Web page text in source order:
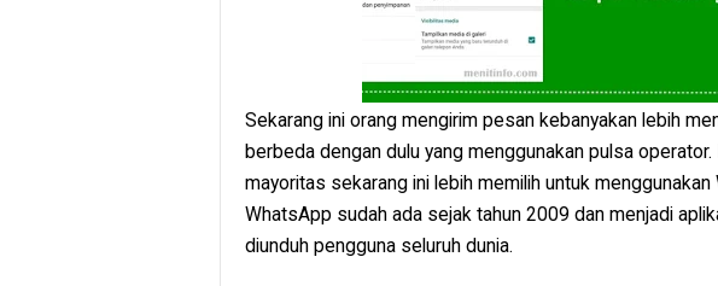
Sekarang ini orang mengirim pesan kebanyakan lebih
berbeda dengan dulu yang menggunakan pulsa
mayoritas sekarang ini lebih memilih untuk
WhatsApp sudah ada sejak tahun 2009 dan menjadi
diunduh pengguna seluruh dunia.